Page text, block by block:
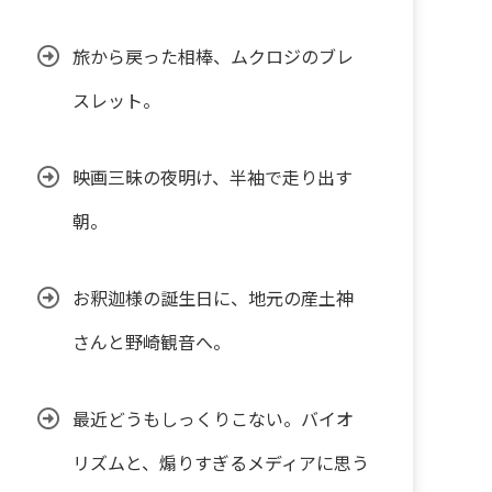
旅から戻った相棒、ムクロジのブレ
スレット。
映画三昧の夜明け、半袖で走り出す
朝。
お釈迦様の誕生日に、地元の産土神
さんと野崎観音へ。
最近どうもしっくりこない。バイオ
リズムと、煽りすぎるメディアに思う